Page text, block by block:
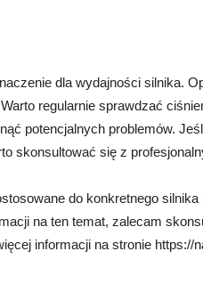
dla wydajności silnika.
regularnie sprawdzać
potencjalnych problemów.
skonsultować się z
do konkretnego silnika
na ten temat, zalecam
informacji na stronie https://